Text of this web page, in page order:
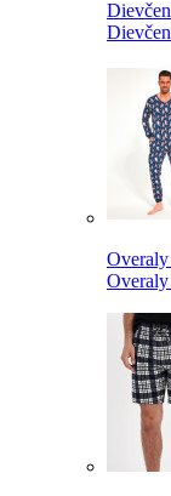
Overaly
Overaly